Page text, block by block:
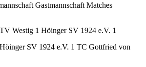
Gastmannschaft Matches
Westig 1 Höinger SV 1924 e.V. 1
SV 1924 e.V. 1 TC Gottfried von